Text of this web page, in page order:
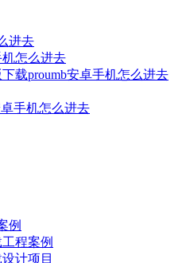
进去
机怎么进去
载proumb安卓手机怎么进去
手机怎么进去
例
程案例
计项目